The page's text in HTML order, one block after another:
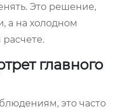
Это решение,
а на холодном
главного
это часто